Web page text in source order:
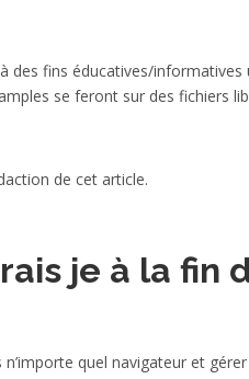
des fins éducatives/
se feront sur des fichiers
de cet article.
je à la fin
quel navigateur et